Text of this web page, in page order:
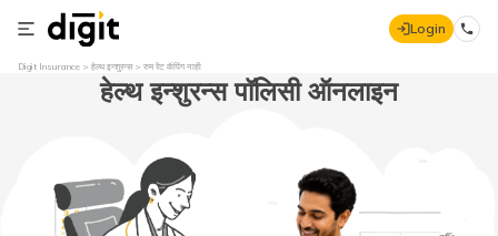
Login
Digit Insurance हेल्थ इन्शुरन्स रुम रेंट कॅपिंग नाही
हेल्थ इन्शुरन्स पॉलिसी ऑनलाइन